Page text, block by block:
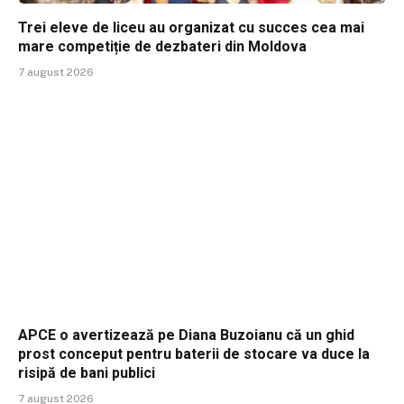
Trei eleve de liceu au organizat cu succes cea mai
mare competiție de dezbateri din Moldova
7 august 2026
APCE o avertizează pe Diana Buzoianu că un ghid
prost conceput pentru baterii de stocare va duce la
risipă de bani publici
7 august 2026